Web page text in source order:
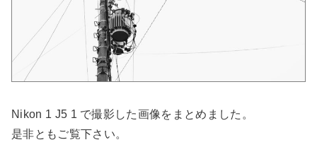
Nikon 1 J5 1 で撮影した画像をまとめました。
是非ともご覧下さい。